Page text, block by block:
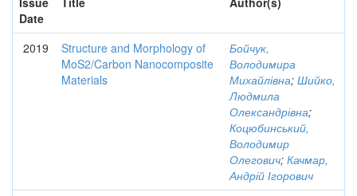
Date
2019
Structure and Morphology of
MoS2/Carbon Nanocomposite
Materials
Бойчук,
Володимира
Михайлівна; Шийко,
Людмила
Олександрівна;
Коцюбинський,
Володимир
Олегович; Качмар,
Андрій Ігорович